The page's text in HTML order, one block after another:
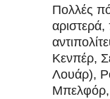
Πολλές
Κενπέρ,
Λουάρ),
Μπελφόρ,